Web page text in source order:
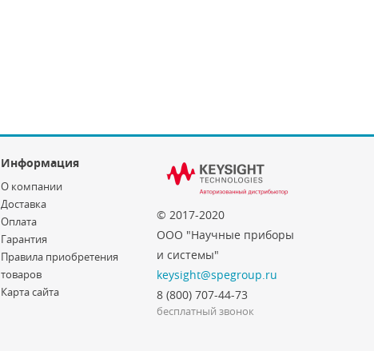
Информация
© 2017-2020
ООО "Научные приборы
и системы"
keysight@spegroup.ru
8 (800) 707-44-73
бесплатный звонок
О компании
Доставка
Оплата
Гарантия
Правила приобретения
товаров
Карта сайта